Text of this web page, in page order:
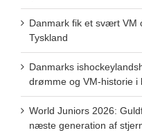
Danmark fik et svært VM
Tyskland
Danmarks
drømme og VM-historie i
World Juniors 2026:
næste generation af